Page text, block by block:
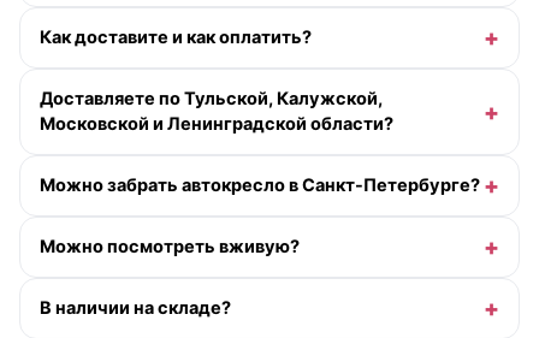
Как доставите и как оплатить?
Доставляете по Тульской, Калужской,
Московской и Ленинградской области?
Можно забрать автокресло в Санкт-Петербурге?
Можно посмотреть вживую?
В наличии на складе?